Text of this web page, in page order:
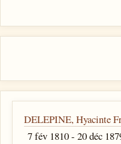
DELEPINE, Hyacinte
7 fév 1810 - 20 déc